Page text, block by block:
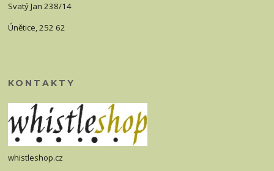
Svatý Jan 238/14
Únětice, 252 62
KONTAKTY
whistleshop.cz